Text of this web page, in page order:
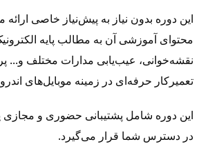
این دوره بدون نیاز به پیش‌نیاز خاصی
محتوای آموزشی آن به مطالب پایه
نقشه‌خوانی، عیب‌یابی مدارات مختلف و...
تعمیرکار حرفه‌ای در زمینه موبایل‌های
این دوره شامل پشتیبانی حضوری و
در دسترس شما قرار می‌گیرد.